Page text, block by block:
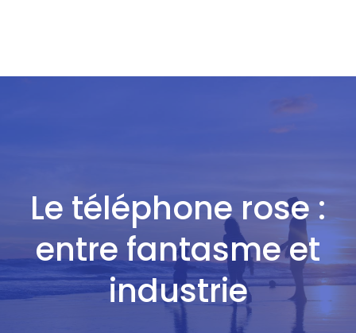
Le téléphone rose :
entre fantasme et
industrie